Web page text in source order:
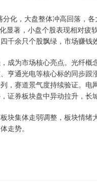
化，大盘整体冲高回落，
显著，小盘个股表现相对
千余只个股飘绿，市场赚钱
成为市场核心亮点。光纤
亨通光电等核心标的同步
，赛道景气度持续验证。
证券板块盘中异动拉升，长
块集体走弱调整，板块情
走势。